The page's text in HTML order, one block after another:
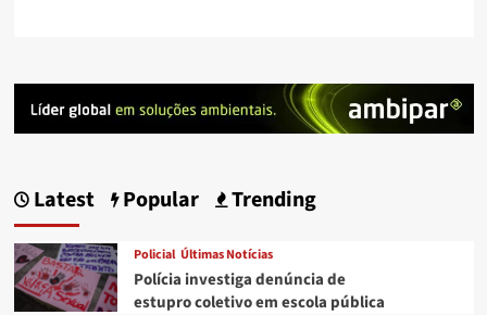
Latest Popular Trending
Policial Últimas Notícias
Polícia investiga denúncia de
estupro coletivo em escola pública